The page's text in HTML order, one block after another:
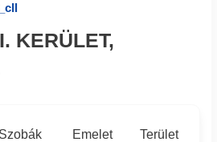
KERÜLET,
Szobák Emelet Terület